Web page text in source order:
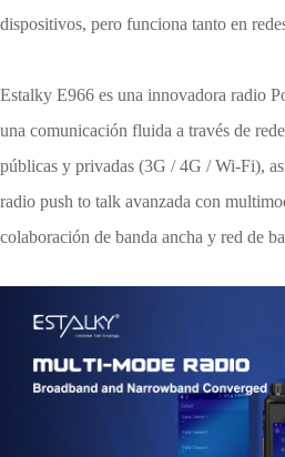
dispositivos, pero funciona tanto en
Estalky E966 es una innovadora radio
una comunicación fluida a través de
públicas y privadas (3G / 4G / Wi-Fi),
radio push to talk avanzada con
colaboración de banda ancha y red de